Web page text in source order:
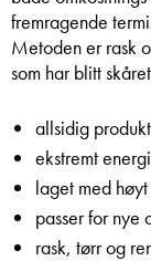
fremragende
Metoden er rask
som har blitt
allsidig produkt
ekstremt
laget med
passer for nye
rask, tørr og